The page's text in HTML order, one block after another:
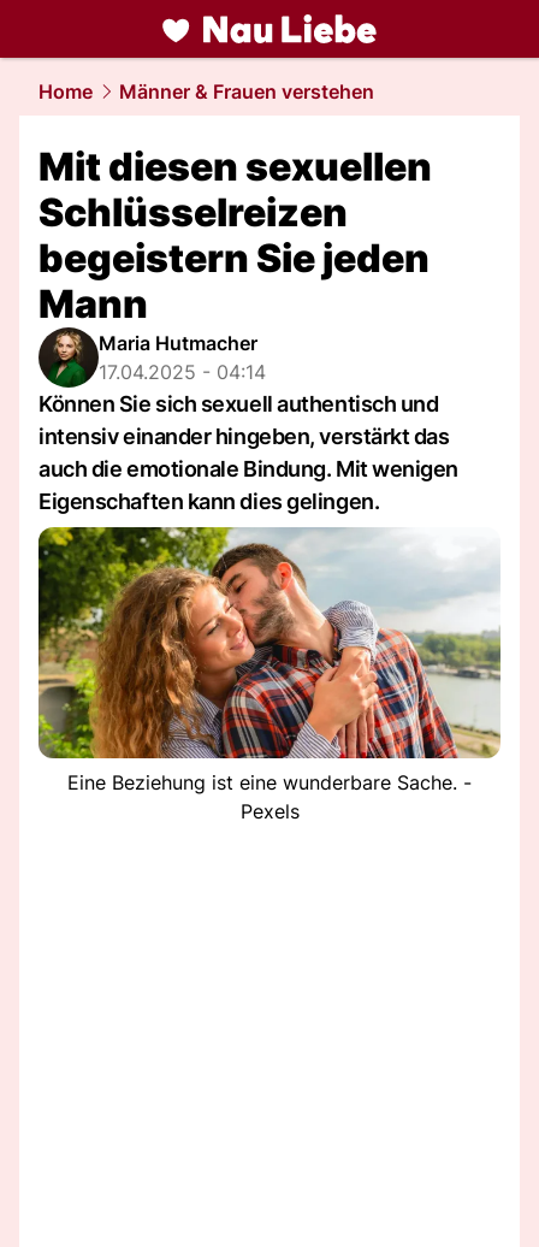
liebe.NAU.ch
Home Männer & Frauen verstehen
Mit diesen sexuellen
Schlüsselreizen
begeistern Sie jeden
Mann
Maria Hutmacher
17.04.2025 - 04:14
Können Sie sich sexuell authentisch und
intensiv einander hingeben, verstärkt das
auch die emotionale Bindung. Mit wenigen
Eigenschaften kann dies gelingen.
Eine Beziehung ist eine wunderbare Sache. -
Pexels